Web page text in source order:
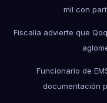
mil con
Fiscalía advierte que
Funcionario de
documentación